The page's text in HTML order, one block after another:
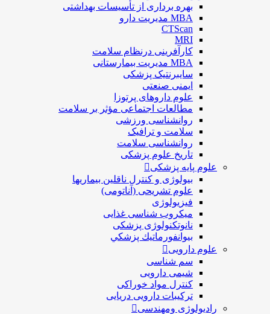
بهره برداری از تأسیسات بهداشتی
MBA مدیریت دارو
CTScan
MRI
کارآفرینی درنظام سلامت
MBA مدیریت بیمارستانی
سایبرنتیک پزشکی
ایمنی صنعتی
علوم داروهای پرتوزا
مطالعات اجتماعی مؤثر بر سلامت
روانشناسی ورزشی
سلامت و ترافیک
روانشناسی سلامت
تاریخ علوم پزشکی
علوم پایه پزشکی
بیولوژی و کنترل ناقلین بیماریها
علوم تشریحی (آناتومی)
فیزیولوژی
ميكروب شناسی غذایی
نانوتکنولوژی پزشکی
بيوانفورماتيك پزشكي
علوم دارویی
سم شناسی
شیمی دارویی
کنترل مواد خوراکی
ترکیبات دارویی دریایی
رادیولوژی ومهندسی